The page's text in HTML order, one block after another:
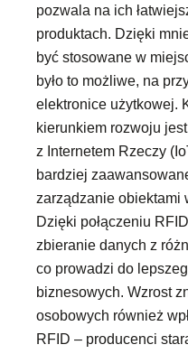
pozwala na ich
produktach. Dzięki
być stosowane w
było to możliwe, na
elektronice użytkowej.
kierunkiem rozwoju
z Internetem Rzeczy
bardziej
zarządzanie obiektami
Dzięki połączeniu
zbieranie danych z
co prowadzi do
biznesowych. Wzrost
osobowych również
RFID – producenci